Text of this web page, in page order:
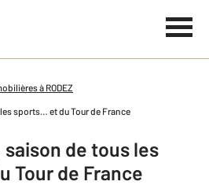
à RODEZ
sports… et du Tour de France
saison de tous les
Tour de France